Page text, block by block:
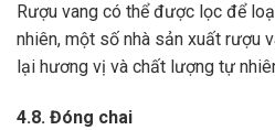
Rượu vang có thể được lọc để
nhiên, một số nhà sản xuất rượu
lại hương vị và chất lượng tự
4.8. Đóng chai